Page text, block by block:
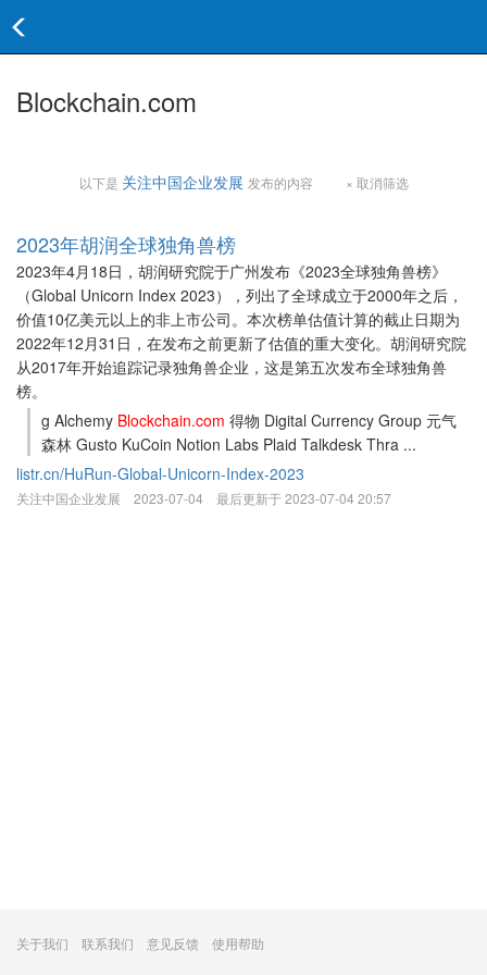
Blockchain.com
以下是 关注中国企业发展 发布的内容 × 取消筛选
2023年胡润全球独角兽榜
2023年4月18日，胡润研究院于广州发布《2023全球独角兽榜》
（Global Unicorn Index 2023），列出了全球成立于2000年之后，
价值10亿美元以上的非上市公司。本次榜单估值计算的截止日期为
2022年12月31日，在发布之前更新了估值的重大变化。胡润研究院
从2017年开始追踪记录独角兽企业，这是第五次发布全球独角兽
榜。
g Alchemy Blockchain.com 得物 Digital Currency Group 元气
森林 Gusto KuCoin Notion Labs Plaid Talkdesk Thra ...
listr.cn/HuRun-Global-Unicorn-Index-2023
关注中国企业发展 2023-07-04 最后更新于 2023-07-04 20:57
关于我们 联系我们 意见反馈 使用帮助